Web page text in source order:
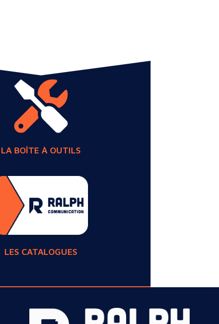
LA BOÎTE À OUTILS
LES CATALOGUES